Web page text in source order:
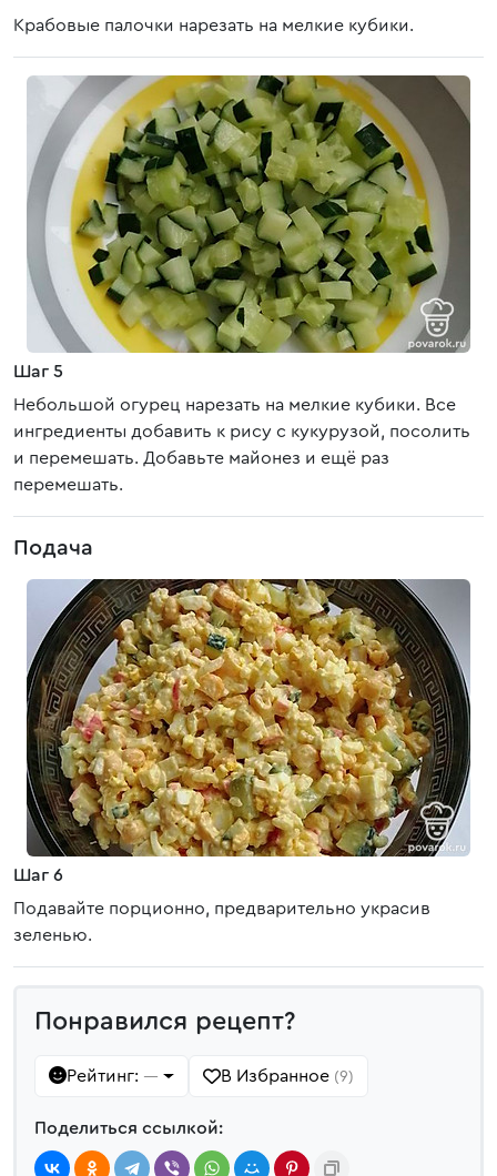
Крабовые палочки нарезать на мелкие кубики.
Шаг 5
Небольшой огурец нарезать на мелкие кубики. Все
ингредиенты добавить к рису с кукурузой, посолить
и перемешать. Добавьте майонез и ещё раз
перемешать.
Подача
Шаг 6
Подавайте порционно, предварительно украсив
зеленью.
Понравился рецепт?
Рейтинг: — В Избранное (9)
Поделиться ссылкой: